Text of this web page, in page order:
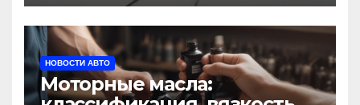
НОВОСТИ АВТО
Моторные масла: